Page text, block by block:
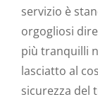
servizio è
orgogliosi
più tranquilli
lasciatto al
sicurezza del